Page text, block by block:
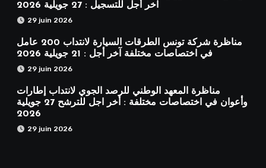
آخر أجل للتسجيل : 27 جويلية 2026
29 juin 2026
مناظرة شركة تونس الطرقات السيارة لانتداب 200 عامل
في اختصاصات مختلفة آخر أجل : 21 جويلية 2026
29 juin 2026
مناظرة المعهد الوطني للرصد الجوي لانتداب إطارات
وأعوان في اختصاصات مختلفة : أخر اجل للترشح 27 جويلية
2026
29 juin 2026